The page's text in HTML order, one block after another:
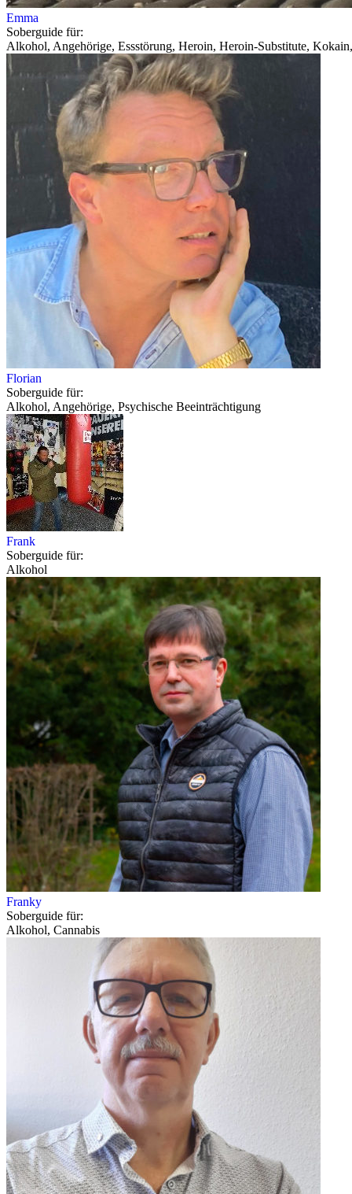
Emma
Soberguide für:
Alkohol, Angehörige, Essstörung, Heroin, Heroin-Substitute,
Florian
Soberguide für:
Alkohol, Angehörige, Psychische Beeinträchtigung
Frank
Soberguide für:
Alkohol
Franky
Soberguide für:
Alkohol, Cannabis